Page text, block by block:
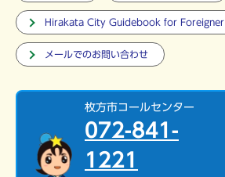
Hirakata City Guidebook for Foreigner
メールでのお問い合わせ
枚方市コールセンター
072-841-
1221